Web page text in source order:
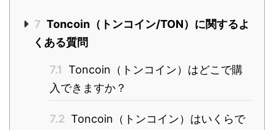
7 Toncoin（トンコイン/TON）に関するよ
くある質問
7.1 Toncoin（トンコイン）はどこで購
入できますか？
7.2 Toncoin（トンコイン）はいくらで